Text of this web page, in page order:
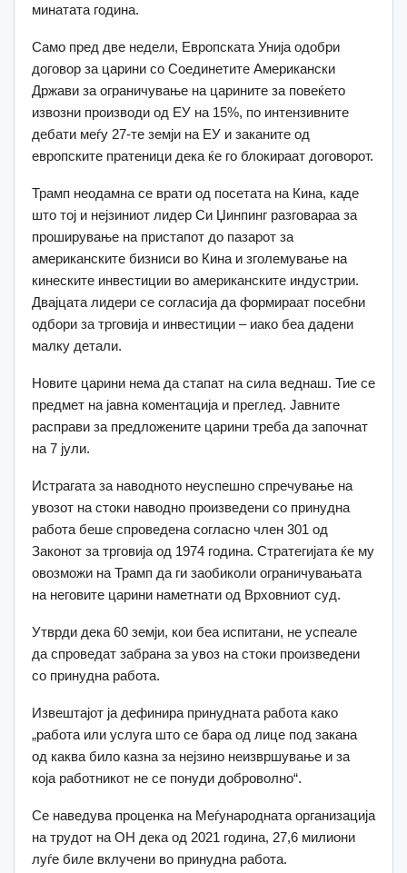
минатата година.
Само пред две недели, Европската Унија одобри
договор за царини со Соединетите Американски
Држави за ограничување на царините за повеќето
извозни производи од ЕУ на 15%, по интензивните
дебати меѓу 27-те земји на ЕУ и заканите од
европските пратеници дека ќе го блокираат договорот.
Трамп неодамна се врати од посетата на Кина, каде
што тој и нејзиниот лидер Си Џинпинг разговараа за
проширување на пристапот до пазарот за
американските бизниси во Кина и зголемување на
кинеските инвестиции во американските индустрии.
Двајцата лидери се согласија да формираат посебни
одбори за трговија и инвестиции – иако беа дадени
малку детали.
Новите царини нема да стапат на сила веднаш. Тие се
предмет на јавна коментација и преглед. Јавните
расправи за предложените царини треба да започнат
на 7 јули.
Истрагата за наводното неуспешно спречување на
увозот на стоки наводно произведени со принудна
работа беше спроведена согласно член 301 од
Законот за трговија од 1974 година. Стратегијата ќе му
овозможи на Трамп да ги заобиколи ограничувањата
на неговите царини наметнати од Врховниот суд.
Утврди дека 60 земји, кои беа испитани, не успеале
да спроведат забрана за увоз на стоки произведени
со принудна работа.
Извештајот ја дефинира принудната работа како
„работа или услуга што се бара од лице под закана
од каква било казна за нејзино неизвршување и за
која работникот не се понуди доброволно“.
Се наведува проценка на Меѓународната организација
на трудот на ОН дека од 2021 година, 27,6 милиони
луѓе биле вклучени во принудна работа.